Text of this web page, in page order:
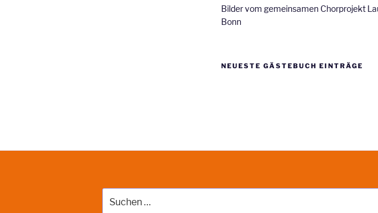
Bilder vom gemeinsamen Chorprojekt
Bonn
NEUESTE GÄSTEBUCH EINTRÄGE
nach: